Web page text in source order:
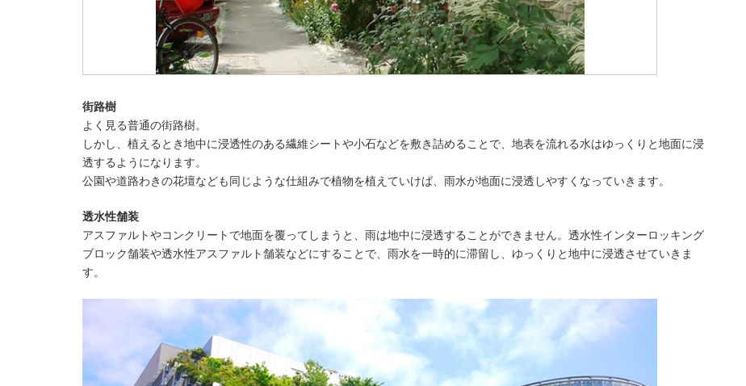
街路樹
よく見る普通の街路樹。
しかし、植えるとき地中に浸透性のある繊維シートや小石などを敷き詰めることで、地表を流れる水はゆっくりと地面に浸
透するようになります。
公園や道路わきの花壇なども同じような仕組みで植物を植えていけば、雨水が地面に浸透しやすくなっていきます。
透水性舗装
アスファルトやコンクリートで地面を覆ってしまうと、雨は地中に浸透することができません。透水性インターロッキング
ブロック舗装や透水性アスファルト舗装などにすることで、雨水を一時的に滞留し、ゆっくりと地中に浸透させていきま
す。